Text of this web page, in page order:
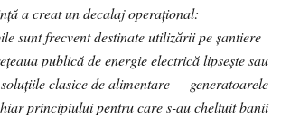
a creat un decalaj operațional:
sunt frecvent destinate utilizării pe șantiere
publică de energie electrică lipsește sau
clasice de alimentare — generatoarele
principiului pentru care s-au cheltuit banii